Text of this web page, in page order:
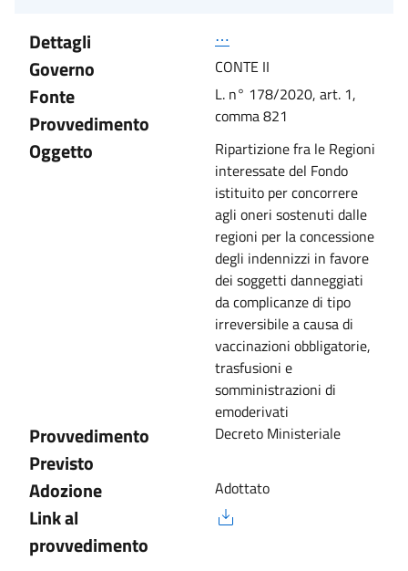
Dettagli
⋯
Governo CONTE II
Fonte
Provvedimento
L. n° 178/2020, art. 1,
comma 821
Oggetto
Ripartizione fra le Regioni
interessate del Fondo
istituito per concorrere
agli oneri sostenuti dalle
regioni per la concessione
degli indennizzi in favore
dei soggetti danneggiati
da complicanze di tipo
irreversibile a causa di
vaccinazioni obbligatorie,
trasfusioni e
somministrazioni di
emoderivati
Provvedimento
Previsto
Decreto Ministeriale
Adozione Adottato
Link al
provvedimento